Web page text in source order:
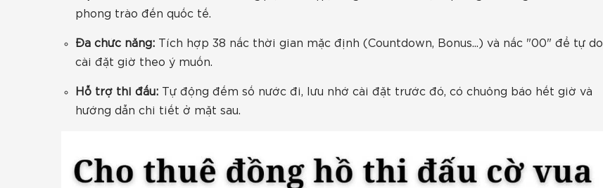
phong trào đến quốc tế.
Đa chức năng: Tích hợp 38 nấc thời gian mặc định (Countdown, Bonus...) và nấc "00" để tự do
cài đặt giờ theo ý muốn.
Hỗ trợ thi đấu: Tự động đếm số nước đi, lưu nhớ cài đặt trước đó, có chuông báo hết giờ và
hướng dẫn chi tiết ở mặt sau.